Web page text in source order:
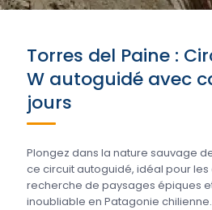
Torres del Paine :
W autoguidé avec
jours
Plongez dans la nature sauvage
ce circuit autoguidé, idéal pour les
recherche de paysages épiques
inoubliable en Patagonie